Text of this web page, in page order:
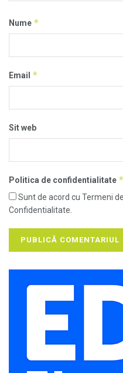
Nume *
Email *
Sit web
Politica de confidentialitate *
Sunt de acord cu Termeni
Confidentialitate.